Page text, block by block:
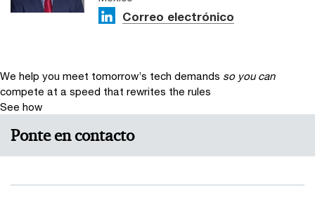
Correo electrónico
We help you meet tomorrow’s tech demands so you can
compete at a speed that rewrites the rules
See how
Ponte en contacto